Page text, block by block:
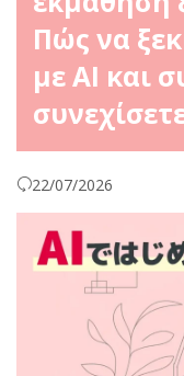
Πώς να
με AI και
22/07/2026